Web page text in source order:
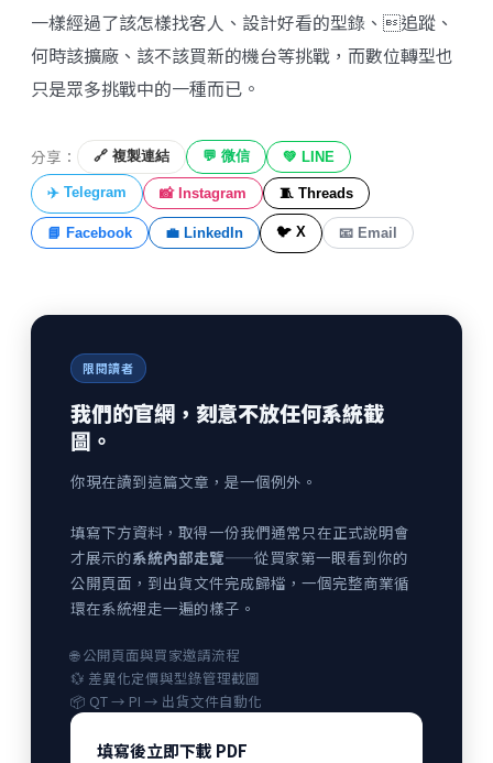
一樣經過了該怎樣找客人、設計好看的型錄、追蹤、
何時該擴廠、該不該買新的機台等挑戰，而數位轉型也
只是眾多挑戰中的一種而已。
分享： 🔗 複製連結 💬 微信 💚 LINE
✈️ Telegram 📸 Instagram 🧵 Threads
📘 Facebook 💼 LinkedIn 🐦 X 📧 Email
限閱讀者
我們的官網，刻意不放任何系統截
圖。
你現在讀到這篇文章，是一個例外。
填寫下方資料，取得一份我們通常只在正式說明會
才展示的系統內部走覽——從買家第一眼看到你的
公開頁面，到出貨文件完成歸檔，一個完整商業循
環在系統裡走一遍的樣子。
🌐 公開頁面與買家邀請流程
💱 差異化定價與型錄管理截圖
📦 QT → PI → 出貨文件自動化
填寫後立即下載 PDF